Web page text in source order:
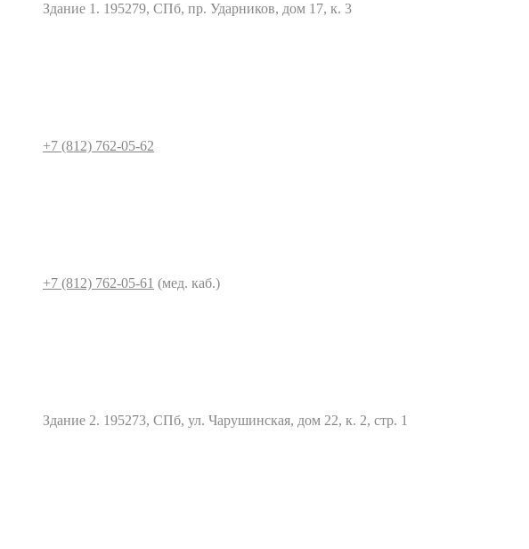
Здание 1. 195279, СПб, пр. Ударников, дом 17, к. 3
+7 (812) 762-05-62
+7 (812) 762-05-61 (мед. каб.)
Здание 2. 195273, СПб, ул. Чарушинская, дом 22, к. 2, стр. 1